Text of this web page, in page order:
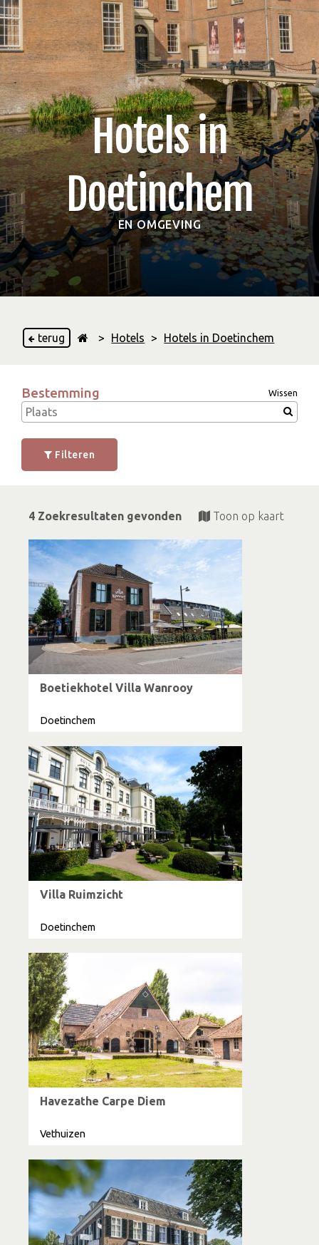
Hotels in
Doetinchem
EN OMGEVING
terug > Hotels > Hotels in Doetinchem
Bestemming Wissen
Filteren
4 Zoekresultaten gevonden Toon op kaart
Boetiekhotel Villa Wanrooy
Doetinchem
Villa Ruimzicht
Doetinchem
Havezathe Carpe Diem
Vethuizen